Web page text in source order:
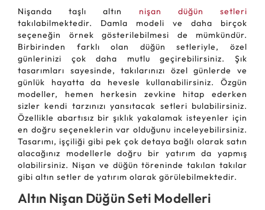
Nişanda taşlı altın nişan düğün setleri
takılabilmektedir. Damla modeli ve daha birçok
seçeneğin örnek gösterilebilmesi de mümkündür.
Birbirinden farklı olan düğün setleriyle, özel
günlerinizi çok daha mutlu geçirebilirsiniz. Şık
tasarımları sayesinde, takılarınızı özel günlerde ve
günlük hayatta da hevesle kullanabilirsiniz. Özgün
modeller, hemen herkesin zevkine hitap ederken
sizler kendi tarzınızı yansıtacak setleri bulabilirsiniz.
Özellikle abartısız bir şıklık yakalamak isteyenler için
en doğru seçeneklerin var olduğunu inceleyebilirsiniz.
Tasarımı, işçiliği gibi pek çok detaya bağlı olarak satın
alacağınız modellerle doğru bir yatırım da yapmış
olabilirsiniz. Nişan ve düğün töreninde takılan takılar
gibi altın setler de yatırım olarak görülebilmektedir.
Altın Nişan Düğün Seti Modelleri